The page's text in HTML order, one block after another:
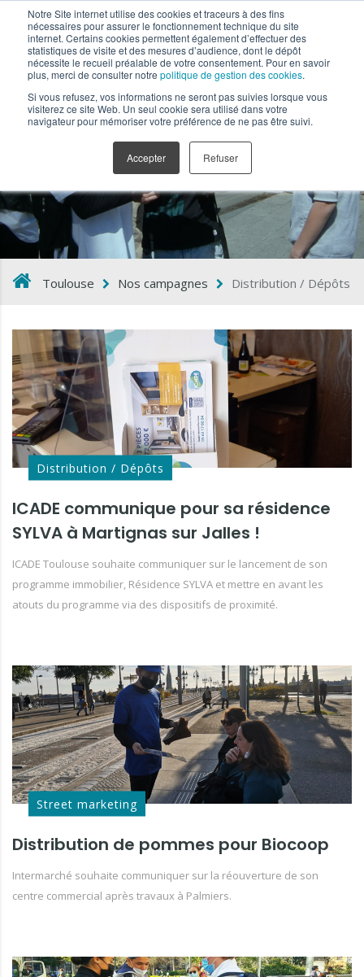
Notre Site internet utilise des cookies et traceurs à des fins
nécessaires pour assurer le fonctionnement technique du site
internet. Certains cookies permettent également d’effectuer des
statistiques de visite et des mesures d’audience, dont le dépôt
nécessite le recueil préalable de votre consentement. Pour en savoir
plus, merci de consulter notre politique de gestion des cookies.
Si vous refusez, vos informations ne seront pas suivies lorsque vous
visiterez ce site Web. Un seul cookie sera utilisé dans votre
navigateur pour mémoriser votre préférence de ne pas être suivi.
Accepter Refuser
Distribution / Dépôts
Toulouse Nos campagnes Distribution / Dépôts
Distribution / Dépôts
ICADE communique pour sa résidence
SYLVA à Martignas sur Jalles !
ICADE Toulouse souhaite communiquer sur le lancement de son
programme immobilier, Résidence SYLVA et mettre en avant les
atouts du programme via des dispositifs de proximité.
Street marketing
Distribution de pommes pour Biocoop
Intermarché souhaite communiquer sur la réouverture de son
centre commercial après travaux à Palmiers.